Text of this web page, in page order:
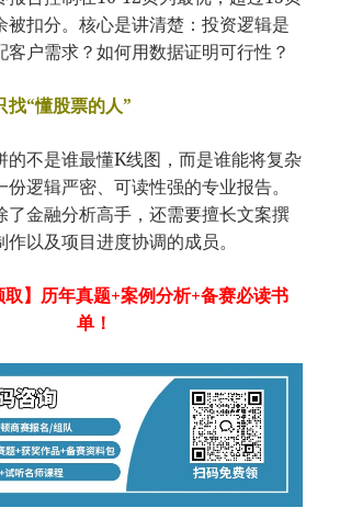
被扣分。核心是讲清楚：投资逻辑是
客户需求？如何用数据证明可行性？
找“懂股票的人”
的不是谁最懂K线图，而是谁能将复杂
逻辑严密、可读性强的专业报告。
了金融分析高手，还需要擅长文案撰
以及项目进度协调的成员。
】历年真题+案例分析+备赛必读书
单！